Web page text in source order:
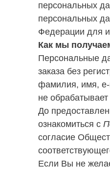
персональных
персональных
Федерации для
Как мы
Персональные
заказа без
фамилия, имя, e-
не
До
ознакомиться с
согласие
Если Вы не